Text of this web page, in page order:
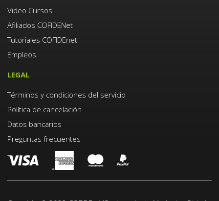
Video Cursos
Afiliados COFIDENet
Tutoriales COFIDEnet
Empleos
LEGAL
Términos y condiciones del servicio
Política de cancelación
Datos bancarios
Preguntas frecuentes